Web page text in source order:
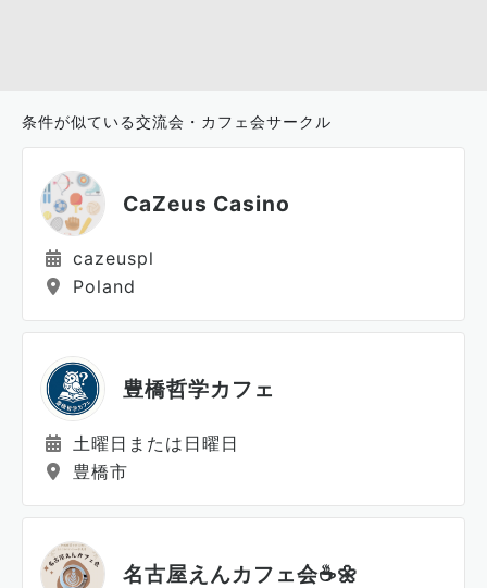
条件が似ている交流会・カフェ会サークル
CaZeus Casino
cazeuspl
Poland
豊橋哲学カフェ
土曜日または日曜日
豊橋市
名古屋えんカフェ会☕️🌼